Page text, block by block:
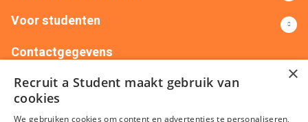
Voor studenten
Contactgegevens
+31(0)88 522 00 76
info@recruitastudent.nl
Alle vestigingen
×
Recruit a Student maakt gebruik van
cookies
We gebruiken cookies om content en advertenties te personaliseren,